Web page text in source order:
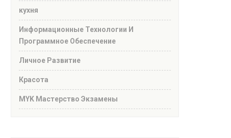
кухня
Информационные Технологии И
Программное Обеспечение
Личное Развитие
Красота
MYK Мастерство Экзамены